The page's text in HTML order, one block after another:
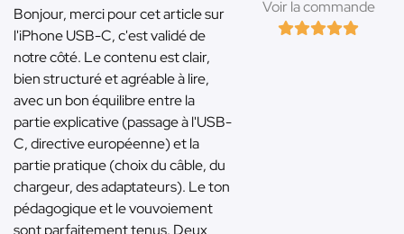
Voir la commande
Bonjour, merci pour cet article sur
l'iPhone USB-C, c'est validé de
notre côté. Le contenu est clair,
bien structuré et agréable à lire,
avec un bon équilibre entre la
partie explicative (passage à l'USB-
C, directive européenne) et la
partie pratique (choix du câble, du
chargeur, des adaptateurs). Le ton
pédagogique et le vouvoiement
sont parfaitement tenus. Deux